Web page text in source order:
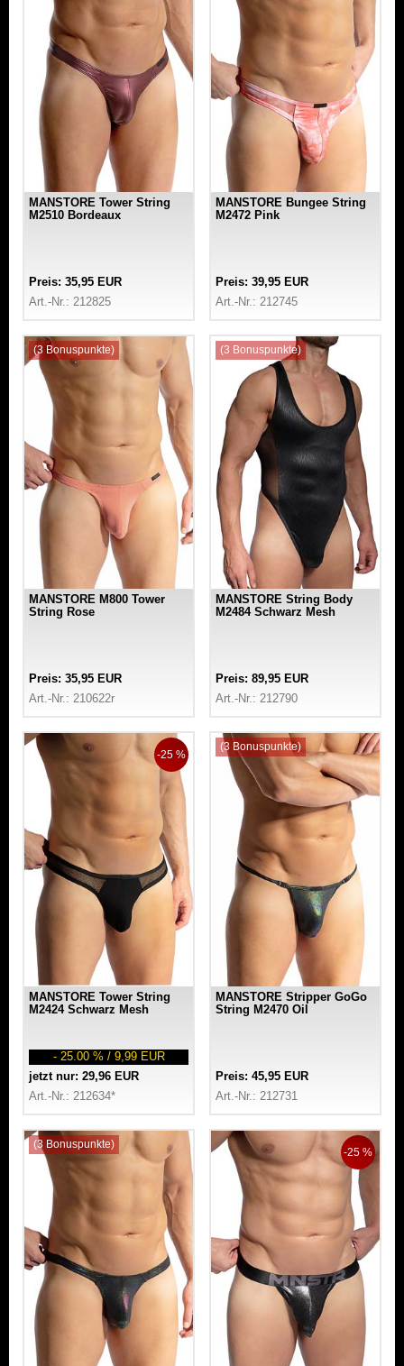
MANSTORE Tower String
M2510 Bordeaux
Preis: 35,95 EUR
Art.-Nr.: 212825
MANSTORE Bungee String
M2472 Pink
Preis: 39,95 EUR
Art.-Nr.: 212745
(3 Bonuspunkte)
MANSTORE M800 Tower
String Rose
Preis: 35,95 EUR
Art.-Nr.: 210622r
(3 Bonuspunkte)
MANSTORE String Body
M2484 Schwarz Mesh
Preis: 89,95 EUR
Art.-Nr.: 212790
-25 %
MANSTORE Tower String
M2424 Schwarz Mesh
- 25.00 % / 9,99 EUR
jetzt nur: 29,96 EUR
Art.-Nr.: 212634*
(3 Bonuspunkte)
MANSTORE Stripper GoGo
String M2470 Oil
Preis: 45,95 EUR
Art.-Nr.: 212731
(3 Bonuspunkte)
-25 %